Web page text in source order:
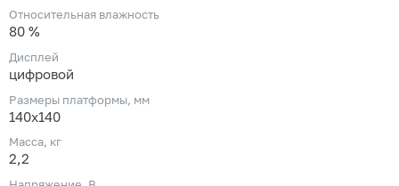
Относительная влажность
80 %
Дисплей
цифровой
Размеры платформы, мм
140x140
Масса, кг
2,2